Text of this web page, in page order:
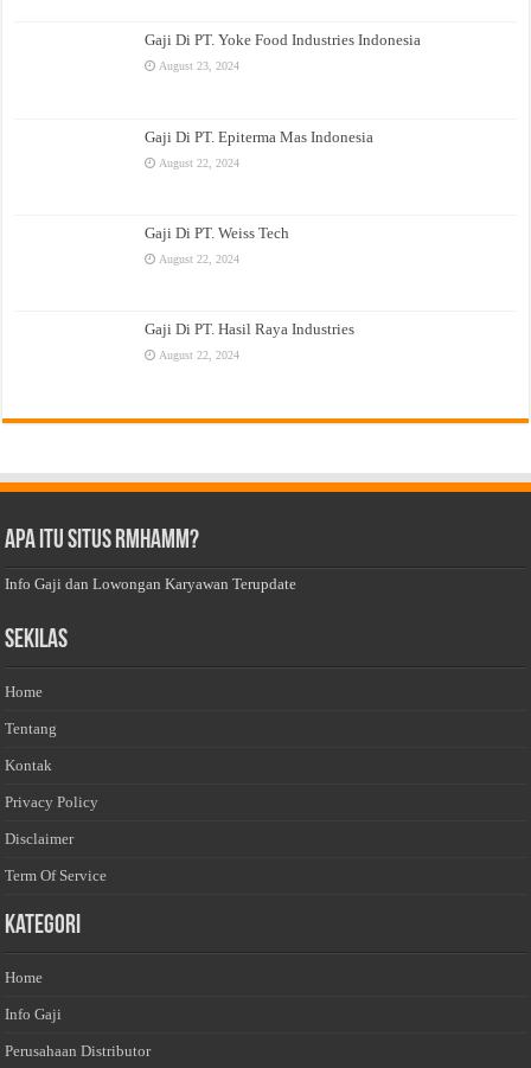
Gaji Di PT. Yoke Food Industries Indonesia
August 23, 2024
Gaji Di PT. Epiterma Mas Indonesia
August 22, 2024
Gaji Di PT. Weiss Tech
August 22, 2024
Gaji Di PT. Hasil Raya Industries
August 22, 2024
Apa Itu Situs Rmhamm?
Info Gaji dan Lowongan Karyawan Terupdate
Sekilas
Home
Tentang
Kontak
Privacy Policy
Disclaimer
Term Of Service
Kategori
Home
Info Gaji
Perusahaan Distributor